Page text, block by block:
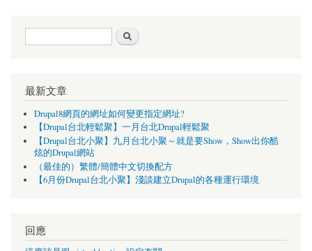
搜尋表單
最新文章
Drupal8網頁的網址如何變更指定網址?
【Drupal台北輕鬆聚】一月台北Drupal輕鬆聚
【Drupal台北小聚】九月台北小聚～就是要Show，Show出你酷
炫的Drupal網站
（最佳的）繁體/簡體中文切換配方
【6月份Drupal台北小聚】淺談建立Drupal的各種運行環境
回應